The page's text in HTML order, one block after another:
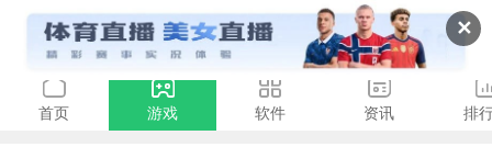
✕
首页 游戏 软件 资讯 排